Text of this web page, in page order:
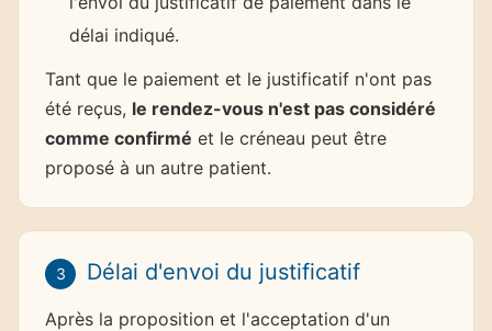
délai indiqué.
Tant que le paiement et le justificatif n'ont pas
été reçus, le rendez-vous n'est pas considéré
comme confirmé et le créneau peut être
proposé à un autre patient.
3 Délai d'envoi du justificatif
Après la proposition et l'acceptation d'un